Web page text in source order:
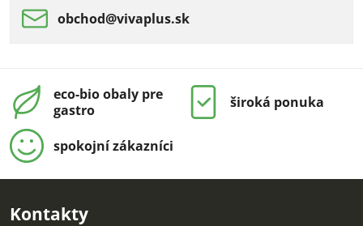
obchod​@vivaplus​.sk
eco-bio obaly pre
gastro
široká ponuka
spokojní zákazníci
Kontakty